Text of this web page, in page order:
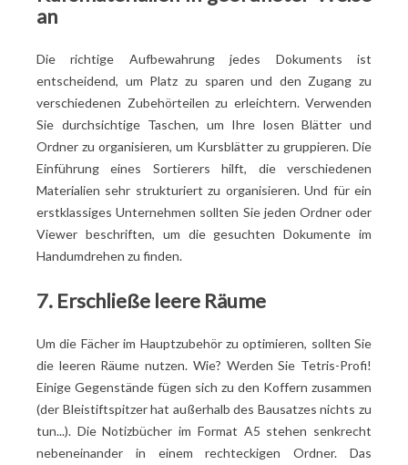
an
Die richtige Aufbewahrung jedes Dokuments ist
entscheidend, um Platz zu sparen und den Zugang zu
verschiedenen Zubehörteilen zu erleichtern. Verwenden
Sie durchsichtige Taschen, um Ihre losen Blätter und
Ordner zu organisieren, um Kursblätter zu gruppieren. Die
Einführung eines Sortierers hilft, die verschiedenen
Materialien sehr strukturiert zu organisieren. Und für ein
erstklassiges Unternehmen sollten Sie jeden Ordner oder
Viewer beschriften, um die gesuchten Dokumente im
Handumdrehen zu finden.
7. Erschließe leere Räume
Um die Fächer im Hauptzubehör zu optimieren, sollten Sie
die leeren Räume nutzen. Wie? Werden Sie Tetris-Profi!
Einige Gegenstände fügen sich zu den Koffern zusammen
(der Bleistiftspitzer hat außerhalb des Bausatzes nichts zu
tun...). Die Notizbücher im Format A5 stehen senkrecht
nebeneinander in einem rechteckigen Ordner. Das